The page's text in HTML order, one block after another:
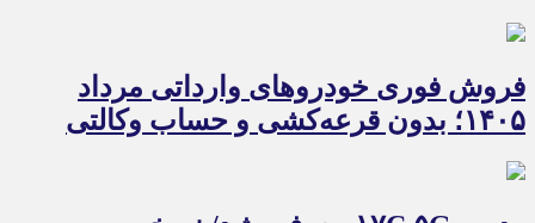
فروش فوری خودروهای وارداتی مرداد
۱۴۰۵؛ بدون قرعه‌کشی و حساب وکالتی